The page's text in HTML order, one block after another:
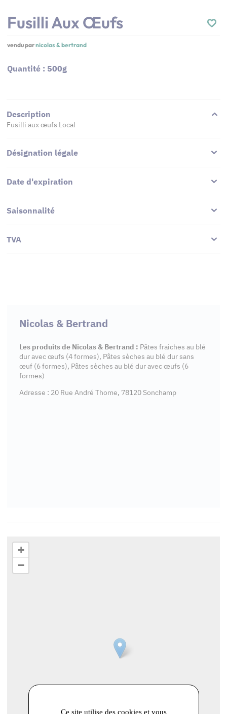
Fusilli Aux Œufs
vendu parnicolas & bertrand
Quantité : 500g
Description
Fusilli aux œufs Local
Désignation légale
Date d'expiration
Saisonnalité
TVA
Nicolas & Bertrand
Les produits de Nicolas & Bertrand : Pâtes fraiches au blé
dur avec œufs (4 formes), Pâtes sèches au blé dur sans
œuf (6 formes), Pâtes sèches au blé dur avec œufs (6
formes)
Adresse : 20 Rue André Thome, 78120 Sonchamp
+
−
Ce site utilise des cookies et vous